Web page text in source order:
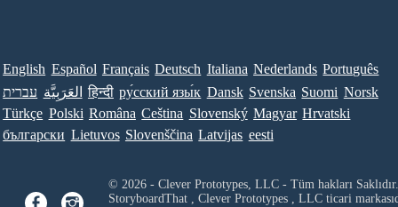
English Español Français Deutsch Italiana Nederlands Português
עברית العَرَبِيَّة हिन्दी ру́сский язы́к Dansk Svenska Suomi Norsk
Türkçe Polski Româna Ceština Slovenský Magyar Hrvatski
български Lietuvos Slovenščina Latvijas eesti
© 2026 - Clever Prototypes, LLC - Tüm hakları Saklıdır.
StoryboardThat , Clever Prototypes , LLCticari